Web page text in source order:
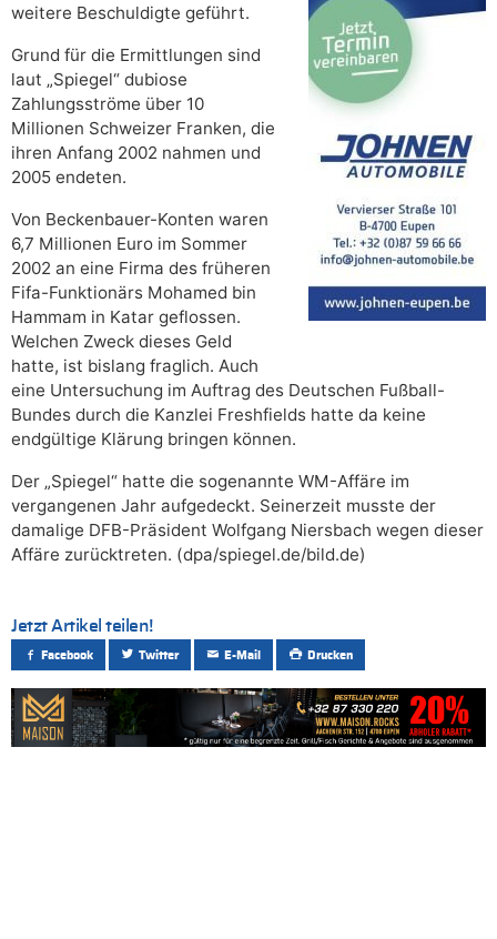
weitere Beschuldigte geführt.
Grund für die Ermittlungen sind
laut „Spiegel“ dubiose
Zahlungsströme über 10
Millionen Schweizer Franken, die
ihren Anfang 2002 nahmen und
2005 endeten.
Von Beckenbauer-Konten waren
6,7 Millionen Euro im Sommer
2002 an eine Firma des früheren
Fifa-Funktionärs Mohamed bin
Hammam in Katar geflossen.
Welchen Zweck dieses Geld
hatte, ist bislang fraglich. Auch
eine Untersuchung im Auftrag des Deutschen Fußball-
Bundes durch die Kanzlei Freshfields hatte da keine
endgültige Klärung bringen können.
Der „Spiegel“ hatte die sogenannte WM-Affäre im
vergangenen Jahr aufgedeckt. Seinerzeit musste der
damalige DFB-Präsident Wolfgang Niersbach wegen dieser
Affäre zurücktreten. (dpa/spiegel.de/bild.de)
Jetzt Artikel teilen!
Facebook Twitter E-Mail Drucken